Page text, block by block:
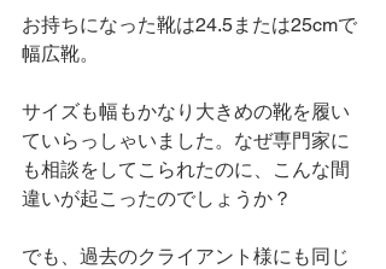
お持ちになった靴は24.5または25cmで
幅広靴。
サイズも幅もかなり大きめの靴を履い
ていらっしゃいました。なぜ専門家に
も相談をしてこられたのに、こんな間
違いが起こったのでしょうか？
でも、過去のクライアント様にも同じ